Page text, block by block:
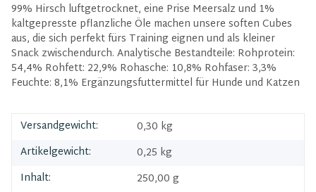
99% Hirsch luftgetrocknet, eine Prise Meersalz und 1%
kaltgepresste pflanzliche Öle machen unsere soften Cubes
aus, die sich perfekt fürs Training eignen und als kleiner
Snack zwischendurch. Analytische Bestandteile: Rohprotein:
54,4% Rohfett: 22,9% Rohasche: 10,8% Rohfaser: 3,3%
Feuchte: 8,1% Ergänzungsfuttermittel für Hunde und Katzen
Versandgewicht:
0,30 kg
Artikelgewicht:
0,25 kg
Inhalt:
250,00 g